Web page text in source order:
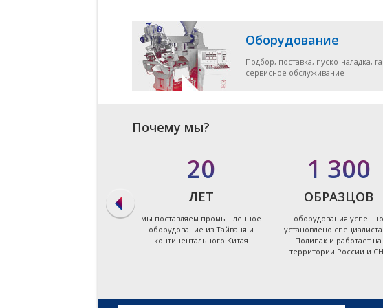
Оборудование
Подбор, поставка, пуско-наладка,
сервисное обслуживание
Почему мы?
мы даём ответ на запрос по
20
ЛЕТ
мы поставляем промышленное
оборудование из Тайваня и
континентального Китая
1 300
ОБРАЗЦОВ
оборудования успешно
установлено
Полипак и работает на
территории России и